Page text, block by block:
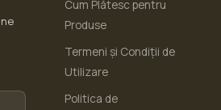
Cum Plătesc pentru
Produse
Termeni și Condiții de
Utilizare
Politica de